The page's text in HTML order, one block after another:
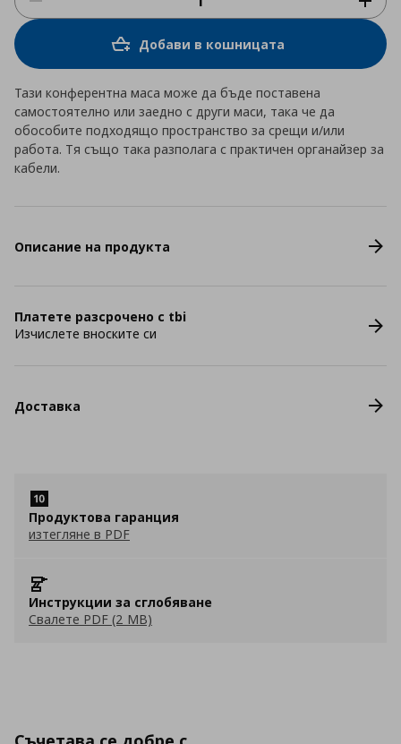
Добави в кошницата
Тази конферентна маса може да бъде поставена
самостоятелно или заедно с други маси, така че да
обособите подходящо пространство за срещи и/или
работа. Тя също така разполага с практичен органайзер за
кабели.
Описание на продукта
Платете разсрочено с tbi
Изчислете вноските си
Доставка
Продуктова гаранция
изтегляне в PDF
Инструкции за сглобяване
Свалете PDF (2 MB)